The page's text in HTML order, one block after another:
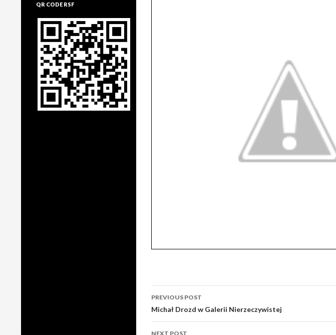
Post
navigation
PREVIOUS POST
Michał Drozd w Galerii Nierzeczywistej
NEXT POST
QR CODE RSF